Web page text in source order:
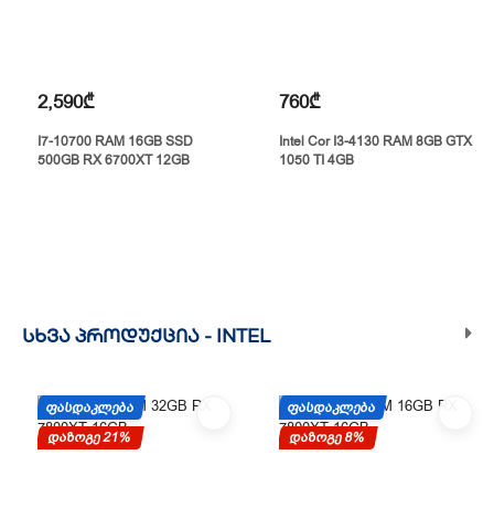
2,590₾
I7-10700 RAM 16GB SSD
500GB RX 6700XT 12GB
760₾
Intel Cor I3-4130 RAM 8GB GTX
1050 TI 4GB
ᲡᲮᲕᲐ ᲞᲠᲝᲓᲣᲥᲪᲘᲐ - INTEL
ᲤᲐᲡᲓᲐᲙᲚᲔᲑᲐ
დაზოგე 21%
ᲤᲐᲡᲓᲐᲙᲚᲔᲑᲐ
დაზოგე 8%